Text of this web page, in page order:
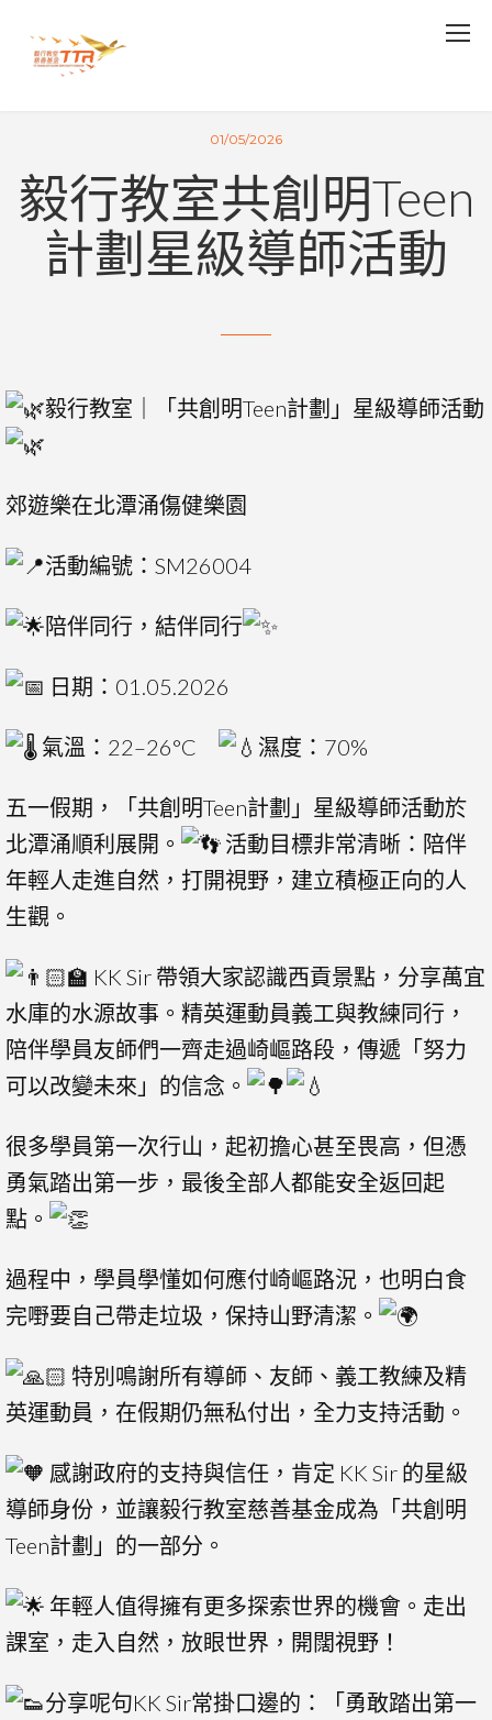
01/05/2026
毅行教室共創明Teen
計劃星級導師活動
毅行教室｜「共創明Teen計劃」星級導師活動
郊遊樂在北潭涌傷健樂園
活動編號：SM26004
陪伴同行，結伴同行
日期：01.05.2026
氣溫：22–26°C 濕度：70%
五一假期，「共創明Teen計劃」星級導師活動於
北潭涌順利展開。
活動目標非常清晰：陪伴
年輕人走進自然，打開視野，建立積極正向的人
生觀。
KK Sir 帶領大家認識西貢景點，分享萬宜
水庫的水源故事。精英運動員義工與教練同行，
陪伴學員友師們一齊走過崎嶇路段，傳遞「努力
可以改變未來」的信念。
很多學員第一次行山，起初擔心甚至畏高，但憑
勇氣踏出第一步，最後全部人都能安全返回起
點。
過程中，學員學懂如何應付崎嶇路況，也明白食
完嘢要自己帶走垃圾，保持山野清潔。
特別鳴謝所有導師、友師、義工教練及精
英運動員，在假期仍無私付出，全力支持活動。
感謝政府的支持與信任，肯定 KK Sir 的星級
導師身份，並讓毅行教室慈善基金成為「共創明
Teen計劃」的一部分。
年輕人值得擁有更多探索世界的機會。走出
課室，走入自然，放眼世界，開闊視野！
分享呢句KK Sir常掛口邊的：「勇敢踏出第一